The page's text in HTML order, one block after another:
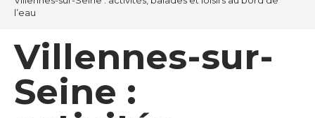
l’eau
Villennes-sur-
Seine :